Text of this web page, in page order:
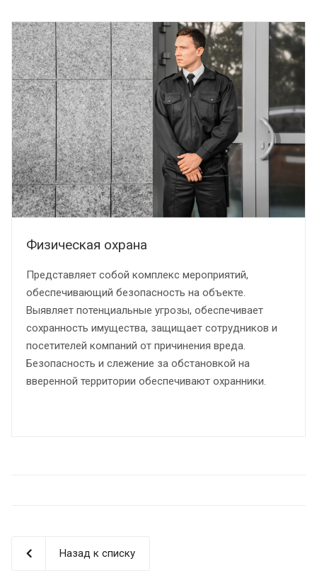
Физическая охрана
Представляет собой комплекс мероприятий,
обеспечивающий безопасность на объекте.
Выявляет потенциальные угрозы, обеспечивает
сохранность имущества, защищает сотрудников и
посетителей компаний от причинения вреда.
Безопасность и слежение за обстановкой на
вверенной территории обеспечивают охранники.
Назад к списку